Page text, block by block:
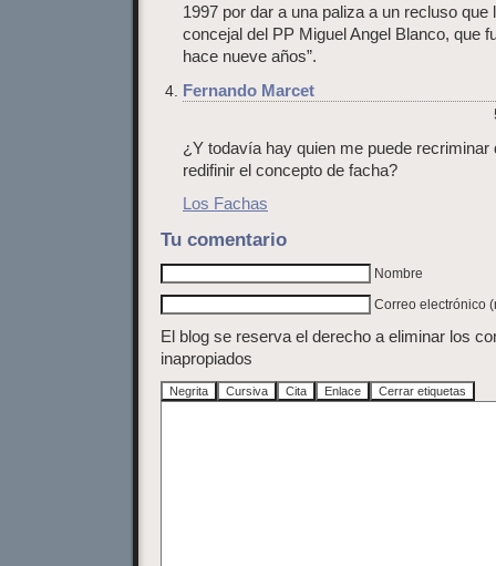
1997 por dar a una paliza a un recluso que
concejal del PP Miguel Angel Blanco, que
hace nueve años”.
Fernando Marcet
¿Y todavía hay quien me puede recriminar
redifinir el concepto de facha?
Los Fachas
Tu comentario
Nombre
Correo electrónico
El blog se reserva el derecho a eliminar los
inapropiados